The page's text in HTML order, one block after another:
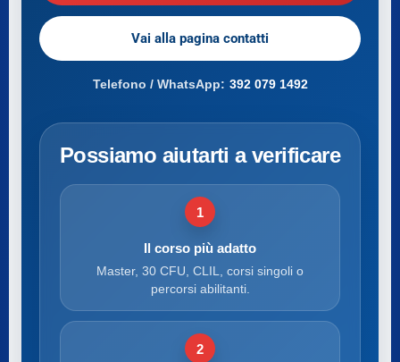
Vai alla pagina contatti
Telefono / WhatsApp: 392 079 1492
Possiamo aiutarti a verificare
1
Il corso più adatto
Master, 30 CFU, CLIL, corsi singoli o
percorsi abilitanti.
2